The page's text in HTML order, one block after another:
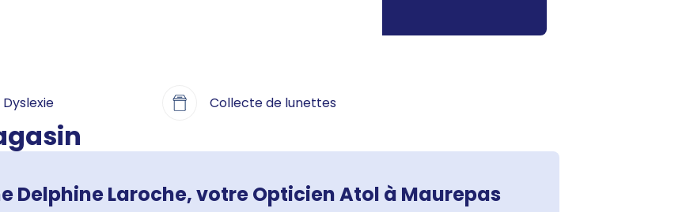
Dyslexie Collecte de lunettes
Delphine Laroche, votre Opticien Atol à Maurepas